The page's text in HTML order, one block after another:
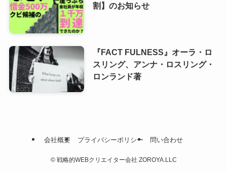
割】のお知らせ
『FACT FULNESS』オーラ・ロ
スリング、アンナ・ロスリング・
ロンランド著
会社概要 プライバシーポリシー 問い合わせ
©戦略的WEBクリエイター会社 ZOROYA.LLC